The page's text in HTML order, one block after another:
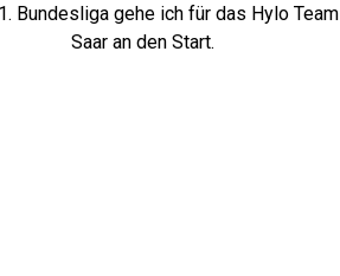
Bundesliga gehe ich für das Hylo Team
Saar an den Start.